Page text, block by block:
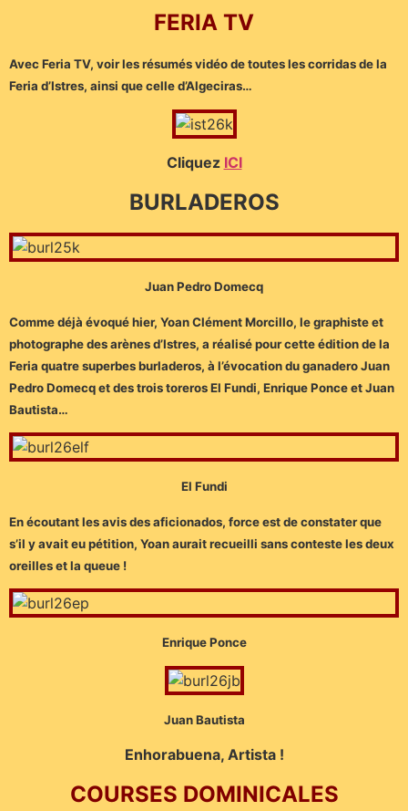
FERIA TV
Avec Feria TV, voir les résumés vidéo de toutes les corridas de la
Feria d’Istres, ainsi que celle d’Algeciras…
Cliquez ICI
BURLADEROS
Juan Pedro Domecq
Comme déjà évoqué hier, Yoan Clément Morcillo, le graphiste et
photographe des arènes d’Istres, a réalisé pour cette édition de la
Feria quatre superbes burladeros, à l’évocation du ganadero Juan
Pedro Domecq et des trois toreros El Fundi, Enrique Ponce et Juan
Bautista…
El Fundi
En écoutant les avis des aficionados, force est de constater que
s’il y avait eu pétition, Yoan aurait recueilli sans conteste les deux
oreilles et la queue !
Enrique Ponce
Juan Bautista
Enhorabuena, Artista !
COURSES DOMINICALES